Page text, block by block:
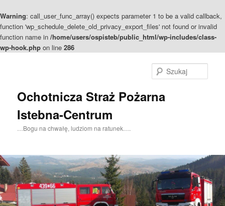
Warning: call_user_func_array() expects parameter 1 to be a valid callback,
function 'wp_schedule_delete_old_privacy_export_files' not found or invalid
function name in /home/users/ospisteb/public_html/wp-includes/class-
wp-hook.php on line 286
Ochotnicza Straż Pożarna
Istebna-Centrum
…Bogu na chwałę, ludziom na ratunek….